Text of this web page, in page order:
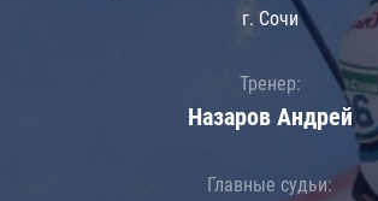
г. Сочи
Тренер:
Назаров Андрей
Главные судьи: